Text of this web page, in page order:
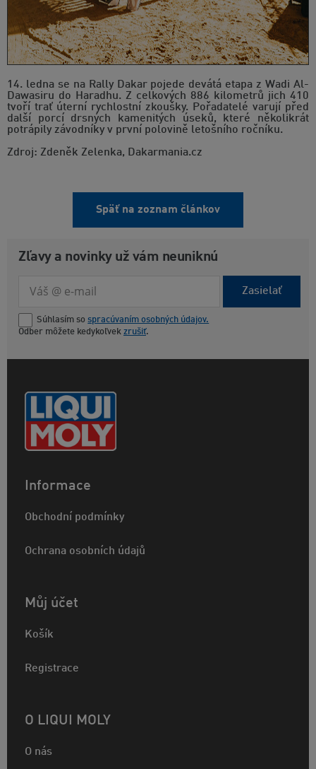
14. ledna se na Rally Dakar pojede devátá etapa z Wadi Al-
Dawasiru do Haradhu. Z celkových 886 kilometrů jich 410
tvoří trať úterní rychlostní zkoušky. Pořadatelé varují před
další porcí drsných kamenitých úseků, které několikrát
potrápily závodníky v první polovině letošního ročníku.
Zdroj: Zdeněk Zelenka, Dakarmania.cz
Späť na zoznam článkov
Zľavy a novinky už vám neuniknú
Zasielať
Súhlasím so spracúvaním osobných údajov.
Odber môžete kedykoľvek zrušiť.
Informace
Obchodní podmínky
Ochrana osobních údajů
Můj účet
Košík
Registrace
O LIQUI MOLY
O nás